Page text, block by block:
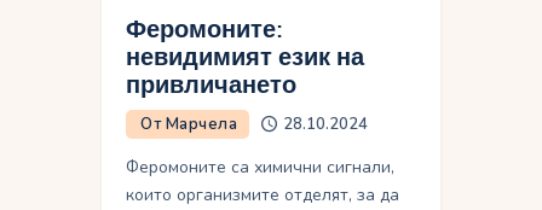
Феромоните:
невидимият език на
привличането
От Марчела 28.10.2024
Феромоните са химични сигнали,
които организмите отделят, за да